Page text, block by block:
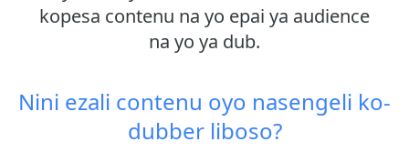
kopesa contenu na yo epai ya audience
na yo ya dub.
Nini ezali contenu oyo nasengeli ko-
dubber liboso?